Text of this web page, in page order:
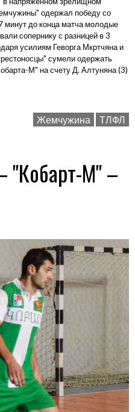
одержал победу со
минут до конца матча молодые
сопернику с разницей в 3
усилиям Геворга Мкртчяна и
сумели одержать
М" на счету Д. Алтуняна (3)
Жемчужина ТЛФЛ
"Кобарт-М" –